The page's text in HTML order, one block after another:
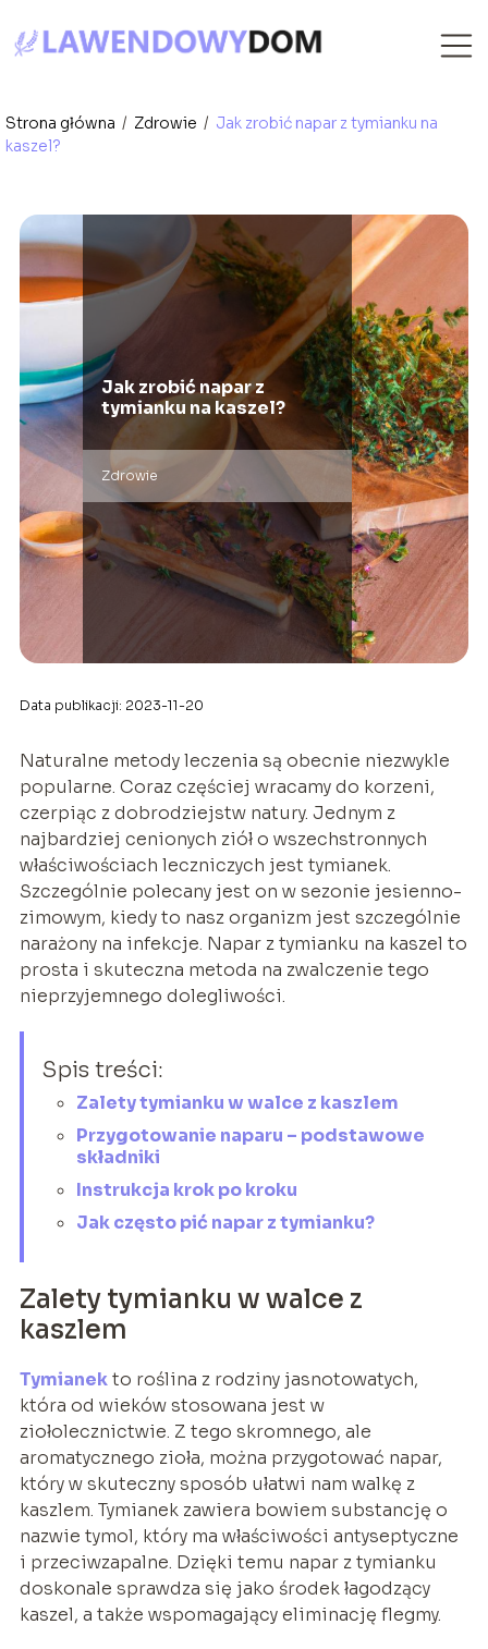
Strona główna / Zdrowie / Jak zrobić napar z tymianku na
kaszel?
Jak zrobić napar z
tymianku na kaszel?
Zdrowie
Data publikacji: 2023-11-20
Naturalne metody leczenia są obecnie niezwykle
popularne. Coraz częściej wracamy do korzeni,
czerpiąc z dobrodziejstw natury. Jednym z
najbardziej cenionych ziół o wszechstronnych
właściwościach leczniczych jest tymianek.
Szczególnie polecany jest on w sezonie jesienno-
zimowym, kiedy to nasz organizm jest szczególnie
narażony na infekcje. Napar z tymianku na kaszel to
prosta i skuteczna metoda na zwalczenie tego
nieprzyjemnego dolegliwości.
Spis treści:
Zalety tymianku w walce z kaszlem
Przygotowanie naparu – podstawowe
składniki
Instrukcja krok po kroku
Jak często pić napar z tymianku?
Zalety tymianku w walce z
kaszlem
Tymianekto roślina z rodziny jasnotowatych,
która od wieków stosowana jest w
ziołolecznictwie. Z tego skromnego, ale
aromatycznego zioła, można przygotować napar,
który w skuteczny sposób ułatwi nam walkę z
kaszlem. Tymianek zawiera bowiem substancję o
nazwie tymol, który ma właściwości antyseptyczne
i przeciwzapalne. Dzięki temu napar z tymianku
doskonale sprawdza się jako środek łagodzący
kaszel, a także wspomagający eliminację flegmy.